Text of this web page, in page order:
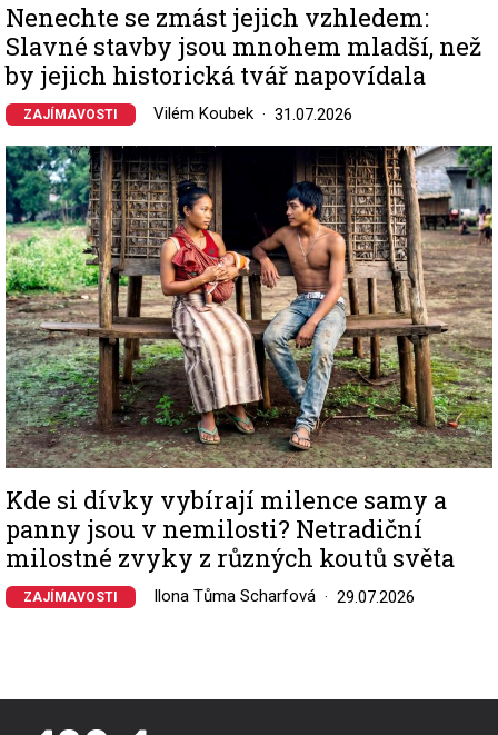
Nenechte se zmást jejich vzhledem:
Slavné stavby jsou mnohem mladší, než
by jejich historická tvář napovídala
ZAJÍMAVOSTI Vilém Koubek 31.07.2026
Image
Kde si dívky vybírají milence samy a
panny jsou v nemilosti? Netradiční
milostné zvyky z různých koutů světa
ZAJÍMAVOSTI Ilona Tůma Scharfová 29.07.2026